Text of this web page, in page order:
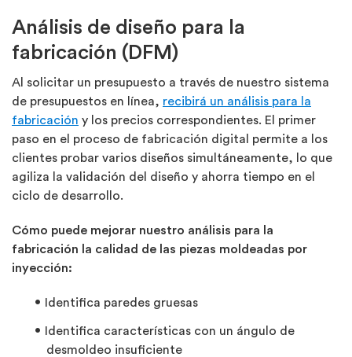
Análisis de diseño para la
fabricación (DFM)
Al solicitar un presupuesto a través de nuestro sistema
de presupuestos en línea, recibirá un análisis para la
fabricación y los precios correspondientes. El primer
paso en el proceso de fabricación digital permite a los
clientes probar varios diseños simultáneamente, lo que
agiliza la validación del diseño y ahorra tiempo en el
ciclo de desarrollo.
Cómo puede mejorar nuestro análisis para la
fabricación la calidad de las piezas moldeadas por
inyección:
Identifica paredes gruesas
Identifica características con un ángulo de
desmoldeo insuficiente